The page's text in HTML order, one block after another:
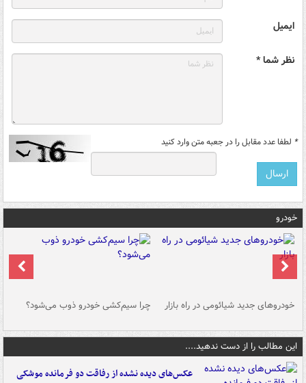
ایمیل
نظر شما *
* لطفا عدد مقابل را در جعبه متن وارد کنید
خودرو
خودروهای جدید شیائومی در راه بازار چرا سیم‌کشی خودرو ذوب می‌شود؟
این مطالب را از دست ندهید....
عکس‌های دیده نشده از رفاقت دو فرمانده‌ موشکی